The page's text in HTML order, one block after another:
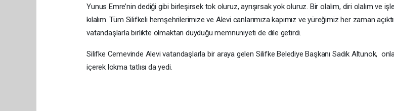
Yunus Emre’nin dediği gibi birleşirsek tok oluruz, ayrışırsak yok oluruz. Bir olalım, diri olalım ve
kılalım. Tüm Silifkeli hemşehrilerimize ve Alevi canlarımıza kapımız ve yüreğimiz her zaman
vatandaşlarla birlikte olmaktan duyduğu memnuniyeti de dile getirdi.
Silifke Cemevinde Alevi vatandaşlarla bir araya gelen Silifke Belediye Başkanı Sadık Altunok,
içerek lokma tatlısı da yedi.